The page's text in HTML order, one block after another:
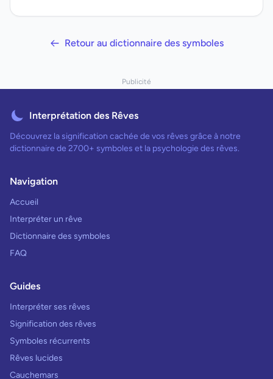
Retour au dictionnaire des symboles
Publicité
Interprétation des Rêves
Découvrez la signification cachée de vos rêves grâce à notre
dictionnaire de 2700+ symboles et la psychologie des rêves.
Navigation
Accueil
Interpréter un rêve
Dictionnaire des symboles
FAQ
Guides
Interpréter ses rêves
Signification des rêves
Symboles récurrents
Rêves lucides
Cauchemars